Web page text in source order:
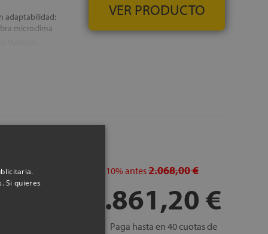
adaptabilidad:
microclima
VER PRODUCTO
10% antes2.068,00 €
1.861,20 €
Paga hasta en 40 cuotas de
Si quieres